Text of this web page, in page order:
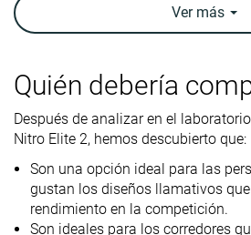
Tracción
Peso
laboratorio
Peso marca
9.3 oz / 264g
9 oz / 255g
9.8
9.8
Lightweight ✗ ✗
Drop
laboratorio
7.8 mm
8.0 mm
7.3
6.0
Ver más
Quién debería
Después de analizar en el
Nitro Elite 2, hemos descubierto que:
Son una opción ideal para las
gustan los diseños llamativos
rendimiento en la competición.
Son ideales para los corredores